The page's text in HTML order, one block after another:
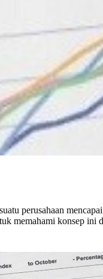
perusahaan
memahami konsep